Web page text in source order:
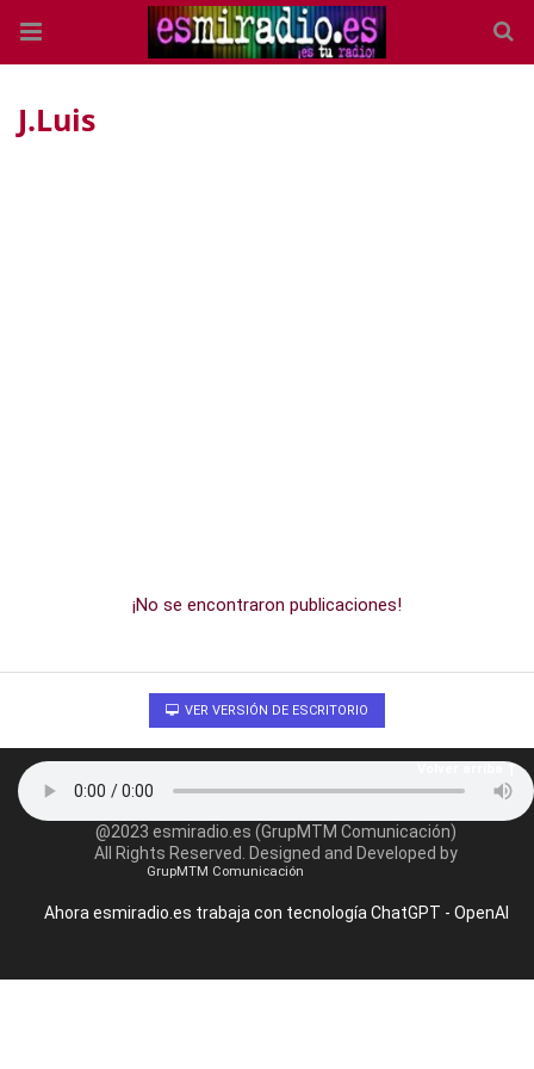
J.luis
¡No se encontraron publicaciones!
VER VERSIÓN DE ESCRITORIO
@2023 esmiradio.es (GrupMTM Comunicación)
All Rights Reserved. Designed and Developed by
GrupMTM Comunicación
Ahora esmiradio.es trabaja con tecnología ChatGPT - OpenAI